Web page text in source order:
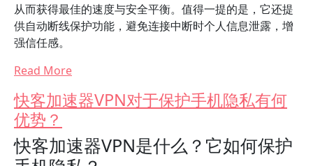
从而获得最佳的速度与安全平衡。值得一提的是，它还提
供自动断线保护功能，避免连接中断时个人信息泄露，增
强信任感。
Read More
快客加速器VPN对于保护手机隐私有何
优势？
快客加速器VPN是什么？它如何保护